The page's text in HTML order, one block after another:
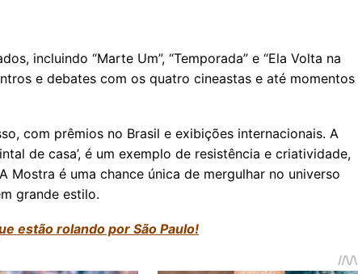
incluindo “Marte Um”, “Temporada” e “Ela Volta na
e debates com os quatro cineastas e até momentos
com prêmios no Brasil e exibições internacionais. A
de casa’, é um exemplo de resistência e criatividade,
Mostra é uma chance única de mergulhar no universo
grande estilo.
estão rolando por São Paulo!